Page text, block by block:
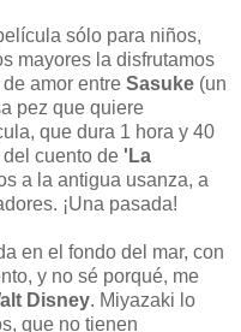
sólo para niños,
mayores la disfrutamos
amor entre Sasuke (un
pez que quiere
que dura 1 hora y 40
cuento de 'La
a la antigua usanza, a
¡Una pasada!
en el fondo del mar, con
y no sé porqué, me
Disney. Miyazaki lo
que no tienen